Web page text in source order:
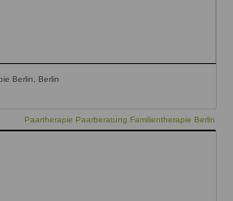
Berlin, Berlin
Paartherapie Paarberatung Familientherapie Berlin